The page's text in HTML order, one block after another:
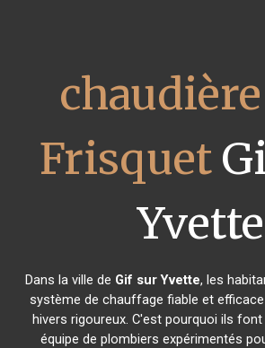
Frisquet
Yvette
Dans la ville de Gif sur Yvette, les
système de chauffage fiable et
hivers rigoureux. C'est pourquoi ils
équipe de plombiers expérimentés